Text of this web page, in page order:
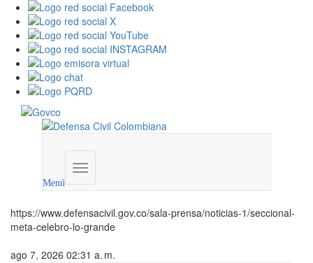
Menú
Menú
institucional
https://www.defensacivil.gov.co/sala-prensa/noticias-1/seccional-
meta-celebro-lo-grande
ago 7, 2026 02:31 a. m.